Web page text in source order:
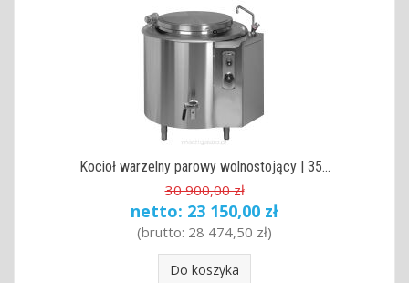
Kocioł warzelny parowy wolnostojący | 35...
30 900,00 zł
netto: 23 150,00 zł
(brutto: 28 474,50 zł)
Do koszyka